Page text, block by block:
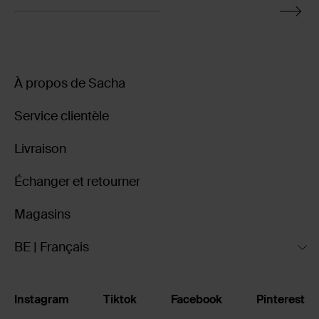
À propos de Sacha
Service clientèle
Livraison
Échanger et retourner
Magasins
BE | Français
Instagram Tiktok Facebook Pinterest